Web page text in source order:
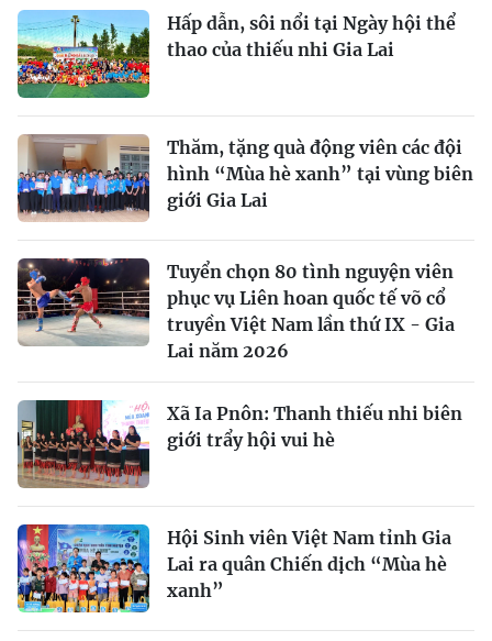
Hấp dẫn, sôi nổi tại Ngày hội thể
thao của thiếu nhi Gia Lai
Thăm, tặng quà động viên các đội
hình “Mùa hè xanh” tại vùng biên
giới Gia Lai
Tuyển chọn 80 tình nguyện viên
phục vụ Liên hoan quốc tế võ cổ
truyền Việt Nam lần thứ IX - Gia
Lai năm 2026
Xã Ia Pnôn: Thanh thiếu nhi biên
giới trẩy hội vui hè
Hội Sinh viên Việt Nam tỉnh Gia
Lai ra quân Chiến dịch “Mùa hè
xanh”